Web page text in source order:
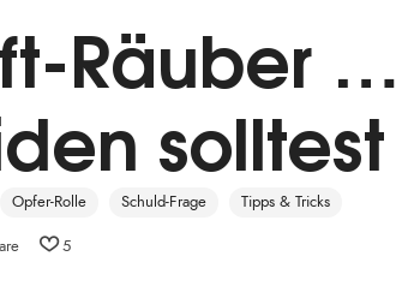
Räuber …
solltest
Opfer-Rolle Schuld-Frage Tipps & Tricks
5